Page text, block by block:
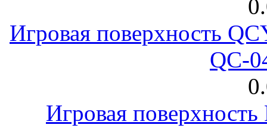
Игровая поверхность
QC-
Игровая